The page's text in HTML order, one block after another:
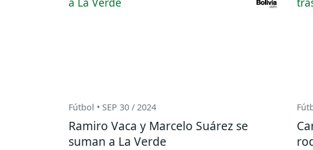
Fútbol • SEP 30 / 2024
Ramiro Vaca y Marcelo Suárez se
suman a La Verde